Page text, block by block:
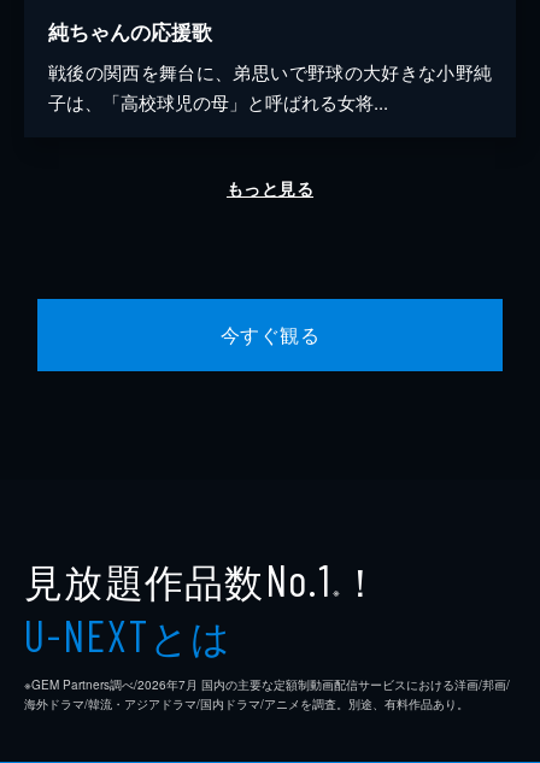
純ちゃんの応援歌
戦後の関西を舞台に、弟思いで野球の大好きな小野純
子は、「高校球児の母」と呼ばれる女将...
もっと見る
今すぐ観る
見放題作品数No.1 ※ ！
U-NEXTとは
※GEM Partners調べ/2026年7⽉ 国内の主要な定額制動画配信サービスにおける洋画/邦画/
海外ドラマ/韓流・アジアドラマ/国内ドラマ/アニメを調査。別途、有料作品あり。